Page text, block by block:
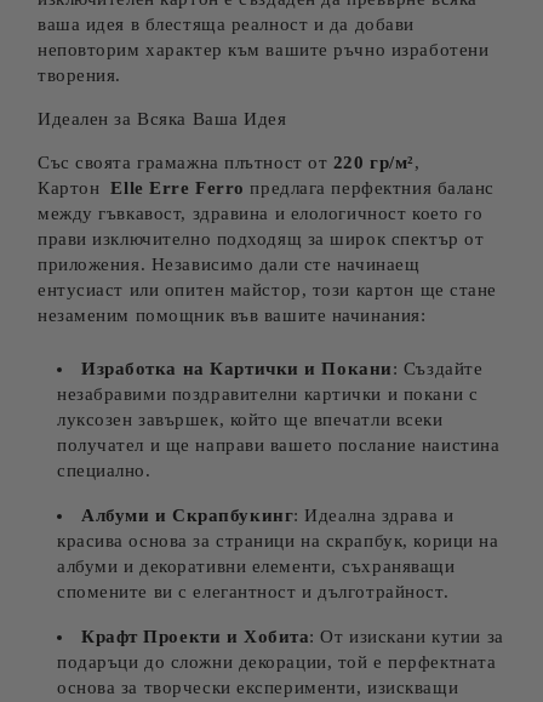
ваша идея в блестяща реалност и да добави
неповторим характер към вашите ръчно изработени
творения.
Идеален за Всяка Ваша Идея
Със своята грамажна плътност от 220 гр/м²,
Картон Elle Erre Ferroпредлага перфектния баланс
между гъвкавост, здравина и елологичност което го
прави изключително подходящ за широк спектър от
приложения. Независимо дали сте начинаещ
ентусиаст или опитен майстор, този картон ще стане
незаменим помощник във вашите начинания:
Изработка на Картички и Покани: Създайте
незабравими поздравителни картички и покани с
луксозен завършек, който ще впечатли всеки
получател и ще направи вашето послание наистина
специално.
Албуми и Скрапбукинг: Идеална здрава и
красива основа за страници на скрапбук, корици на
албуми и декоративни елементи, съхраняващи
спомените ви с елегантност и дълготрайност.
Крафт Проекти и Хобита: От изискани кутии за
подаръци до сложни декорации, той е перфектната
основа за творчески експерименти, изискващи